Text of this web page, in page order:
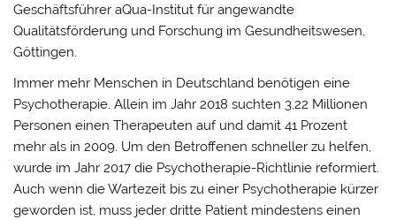
Geschäftsführer aQua-Institut für angewandte
Qualitätsförderung und Forschung im Gesundheitswesen,
Göttingen.
Immer mehr Menschen in Deutschland benötigen eine
Psychotherapie. Allein im Jahr 2018 suchten 3,22 Millionen
Personen einen Therapeuten auf und damit 41 Prozent
mehr als in 2009. Um den Betroffenen schneller zu helfen,
wurde im Jahr 2017 die Psychotherapie-Richtlinie reformiert.
Auch wenn die Wartezeit bis zu einer Psychotherapie kürzer
geworden ist, muss jeder dritte Patient mindestens einen